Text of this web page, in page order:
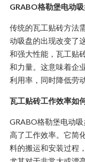
GRABO格勒堡电动
传统的瓦工贴砖方法
动吸盘的出现改变了
和强大性能，瓦工贴
和力量。这意味着企
利用率，同时降低劳
瓦工贴砖工作效率如
GRABO格勒堡电动
高了工作效率。它简
料的搬运和安装过程